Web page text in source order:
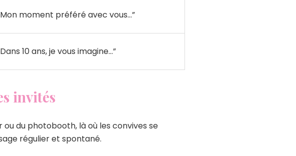
moment préféré avec vous…”
10 ans, je vous imagine…”
invités
du photobooth, là où les convives se
régulier et spontané.